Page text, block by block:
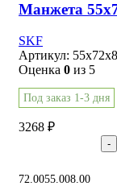
Манжета
SKF
Артикул:
Оценка 0 из 5
Под заказ 1-3 дня
3268 ₽
72.0055.008.00